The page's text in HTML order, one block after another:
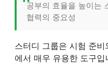
공부의 효율을 높이는
협력의 중요성
스터디 그룹은 시험 준
에서 매우 유용한 도구